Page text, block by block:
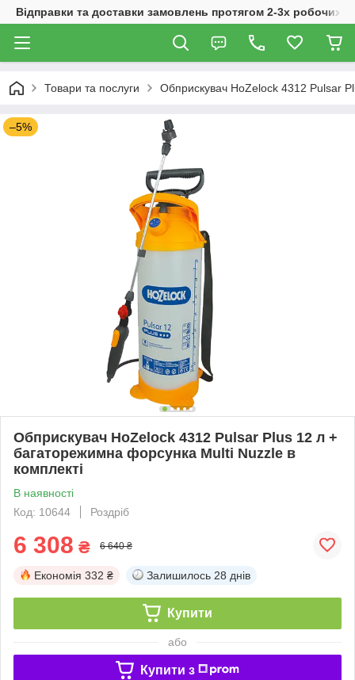
Відправки та доставки замовлень протягом 2-3х робочих
Товари та послуги Обприскувач HoZelock 4312 Pulsar
–5%
Обприскувач HoZelock 4312 Pulsar Plus 12 л +
багаторежимна форсунка Multi Nuzzle в
комплекті
В наявності
Код: 10644
Роздріб
6 308 ₴ 6 640 ₴
Економія 332 ₴ Залишилось 28 днів
Купити
або
Купити з